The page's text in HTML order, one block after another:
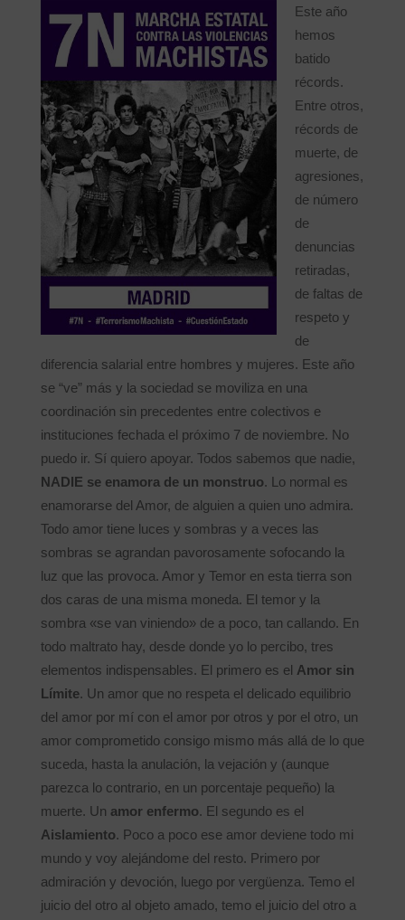
Este año
hemos
batido
récords.
Entre otros,
récords de
muerte, de
agresiones,
de número
de
denuncias
retiradas,
de faltas de
respeto y
de
diferencia salarial entre hombres y mujeres. Este año
se “ve” más y la sociedad se moviliza en una
coordinación sin precedentes entre colectivos e
instituciones fechada el próximo 7 de noviembre. No
puedo ir. Sí quiero apoyar. Todos sabemos que nadie,
NADIE se enamora de un monstruo. Lo normal es
enamorarse del Amor, de alguien a quien uno admira.
Todo amor tiene luces y sombras y a veces las
sombras se agrandan pavorosamente sofocando la
luz que las provoca. Amor y Temor en esta tierra son
dos caras de una misma moneda. El temor y la
sombra «se van viniendo» de a poco, tan callando. En
todo maltrato hay, desde donde yo lo percibo, tres
elementos indispensables. El primero es el Amor sin
Límite. Un amor que no respeta el delicado equilibrio
del amor por mí con el amor por otros y por el otro, un
amor comprometido consigo mismo más allá de lo que
suceda, hasta la anulación, la vejación y (aunque
parezca lo contrario, en un porcentaje pequeño) la
muerte. Un amor enfermo. El segundo es el
Aislamiento. Poco a poco ese amor deviene todo mi
mundo y voy alejándome del resto. Primero por
admiración y devoción, luego por vergüenza. Temo el
juicio del otro al objeto amado, temo el juicio del otro a